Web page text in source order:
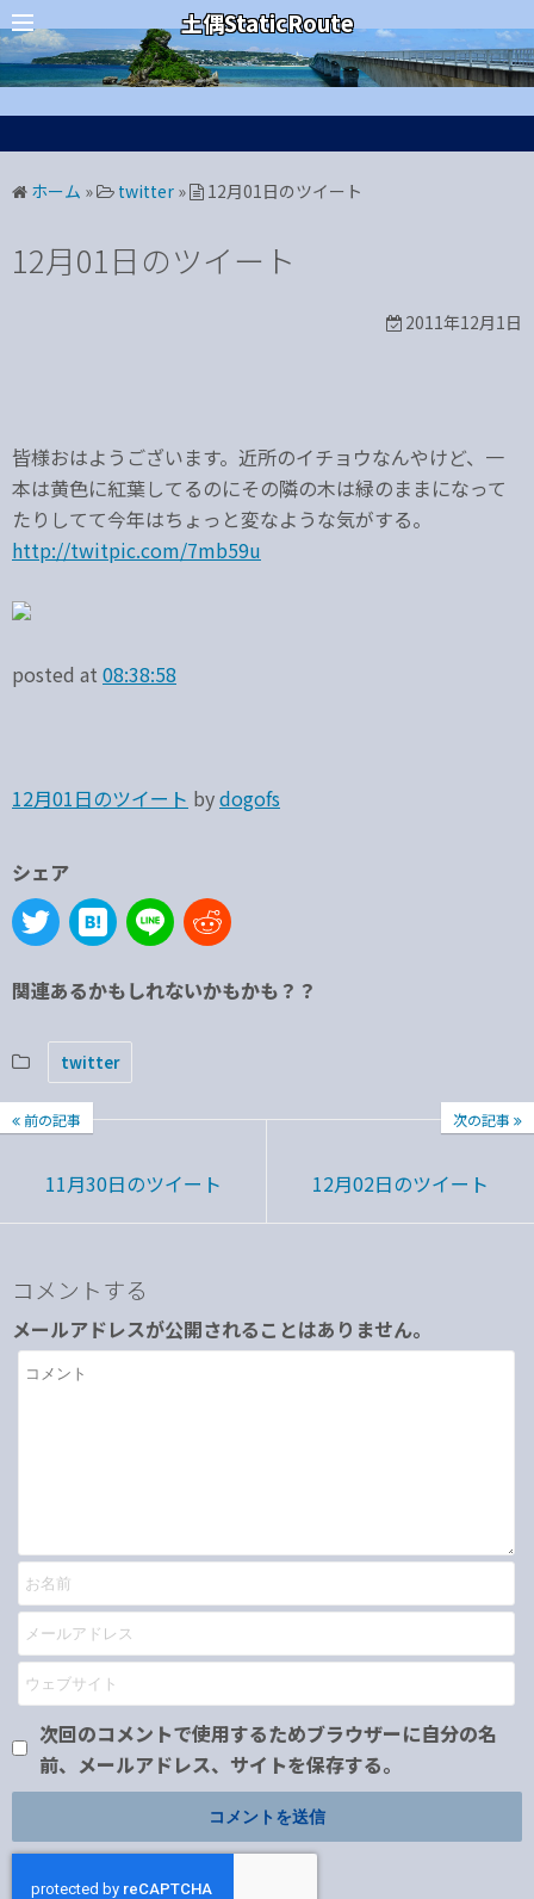
コ
ン
テ
ン
ス
ッ
土偶StaticRoute
カテゴリー
ホーム » twitter » 12月01日のツイート
12月01日のツイート
2011年12月1日
皆様おはようございます。近所のイチョウなんやけど、一
本は黄色に紅葉してるのにその隣の木は緑のままになって
たりしてて今年はちょっと変なような気がする。
http://twitpic.com/7mb59u
posted at 08:38:58
12月01日のツイート bydogofs
シェア
関連あるかもしれないかもかも？？
twitter
前の記事
11月30日のツイート
次の記事
12月02日のツイート
コメントする
メールアドレスが公開されることはありません。
次回のコメントで使用するためブラウザーに自分の名
前、メールアドレス、サイトを保存する。